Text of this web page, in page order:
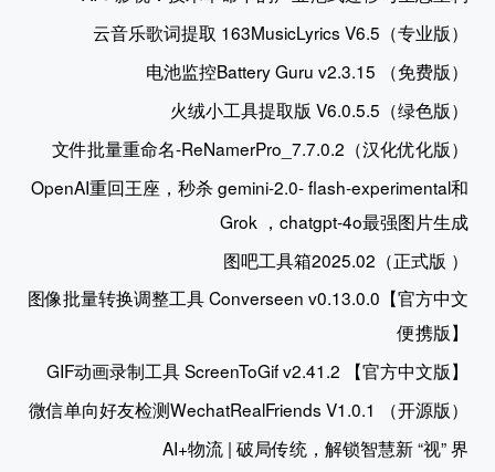
云音乐歌词提取 163MusicLyrics V6.5（专业版）
电池监控Battery Guru v2.3.15 （免费版）
火绒小工具提取版 V6.0.5.5（绿色版）
文件批量重命名-ReNamerPro_7.7.0.2（汉化优化版）
OpenAI重回王座，秒杀 gemini-2.0- flash-experimental和
Grok ，chatgpt-4o最强图片生成
图吧工具箱2025.02（正式版 ）
图像批量转换调整工具 Converseen v0.13.0.0【官方中文
便携版】
GIF动画录制工具 ScreenToGif v2.41.2 【官方中文版】
微信单向好友检测WechatRealFriends V1.0.1 （开源版）
AI+物流 | 破局传统，解锁智慧新 “视” 界